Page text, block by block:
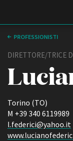
PROFESSIONISTI
DIRETTORE/TRICE
Torino (TO)
M +39 340 6119989
l.federici@yahoo.it